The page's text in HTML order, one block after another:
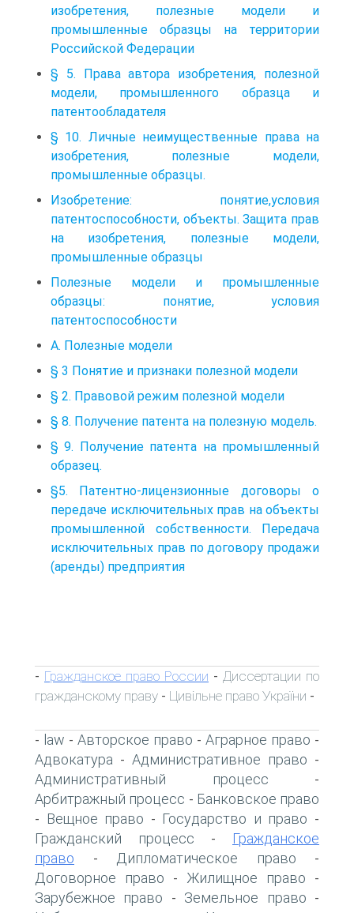
изобретения, полезные модели и
промышленные образцы на территории
Российской Федерации
§ 5. Права автора изобретения, полезной
модели, промышленного образца и
патентообладателя
§ 10. Личные неимущественные права на
изобретения, полезные модели,
промышленные образцы.
Изобретение: понятие,условия
патентоспособности, объекты. Защита прав
на изобретения, полезные модели,
промышленные образцы
Полезные модели и промышленные
образцы: понятие, условия
патентоспособности
А. Полезные модели
§ 3 Понятие и признаки полезной модели
§ 2. Правовой режим полезной модели
§ 8. Получение патента на полезную модель.
§ 9. Получение патента на промышленный
образец.
§5. Патентно-лицензионные договоры о
передаче исключительных прав на объекты
промышленной собственности. Передача
исключительных прав по договору продажи
(аренды) предприятия
- Гражданское право России - Диссертации по
гражданскому праву - Цивільне право України -
- law - Авторское право - Аграрное право -
Адвокатура - Административное право -
Административный процесс -
Арбитражный процесс - Банковское право
- Вещное право - Государство и право -
Гражданский процесс -
Гражданское
право - Дипломатическое право -
Договорное право - Жилищное право -
Зарубежное право - Земельное право -